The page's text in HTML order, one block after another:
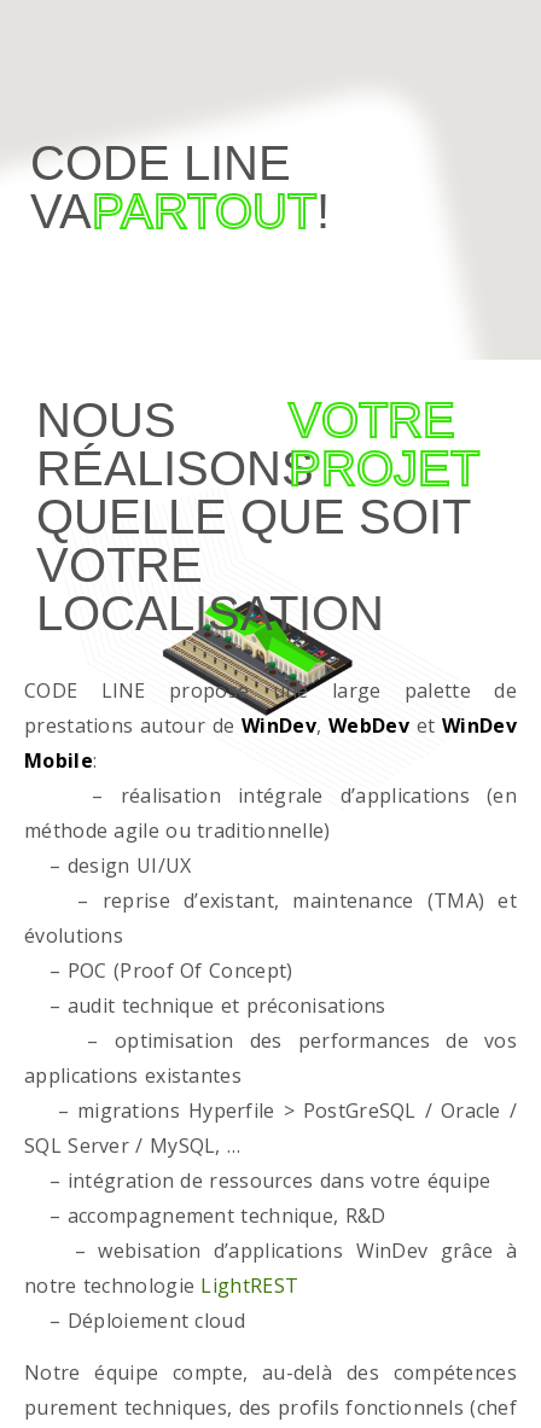
CODE LINE
VAPARTOUT!
NOUS
RÉALISONS
VOTRE
PROJET
QUELLE QUE SOIT
VOTRE
LOCALISATION
CODE LINE propose une large palette de
prestations autour deWinDev,WebDevet WinDev
Mobile:
– réalisation intégrale d’applications (en
méthode agile ou traditionnelle)
– design UI/UX
– reprise d’existant, maintenance (TMA) et
évolutions
– POC (Proof Of Concept)
– audit technique et préconisations
– optimisation des performances de vos
applications existantes
– migrations Hyperfile > PostGreSQL / Oracle /
SQL Server / MySQL, …
– intégration de ressources dans votre équipe
– accompagnement technique, R&D
– webisation d’applications WinDev grâce à
notre technologie LightREST
– Déploiement cloud
Notre équipe compte, au-delà des compétences
purement techniques, des profils fonctionnels (chef